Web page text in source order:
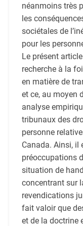
néanmoins très
les
sociétales de
pour les
Le présent
recherche à la
en matière de
et ce, au moyen
analyse
tribunaux des
personne
Canada. Ainsi, il
préoccupations
situation de
concentrant sur
revendications
fait valoir que
et de la doctrine